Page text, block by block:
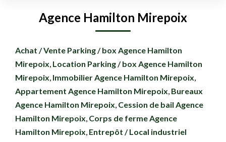
DÉPOSEZ VOTRE RECHERCHE
NOUS REJOINDRE
CONTACT
EN
Surface min
Plus de critères
Agence Hamilton Mirepoix
Achat / Vente Parking / box Agence Hamilton
Mirepoix Location Parking / box Agence Hamilton
Mirepoix Immobilier Agence Hamilton Mirepoix
Appartement Agence Hamilton Mirepoix Bureaux
Agence Hamilton Mirepoix Cession de bail Agence
Hamilton Mirepoix Corps de ferme Agence
Hamilton Mirepoix Entrepôt / Local industriel